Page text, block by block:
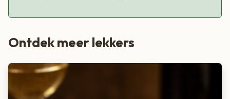
Ontdek meer lekkers